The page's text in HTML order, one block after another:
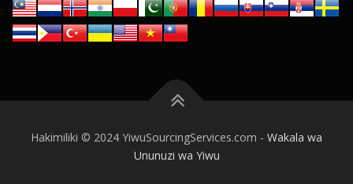
Hakimiliki © 2024 YiwuSourcingServices.com - Wakala wa
Ununuzi wa Yiwu